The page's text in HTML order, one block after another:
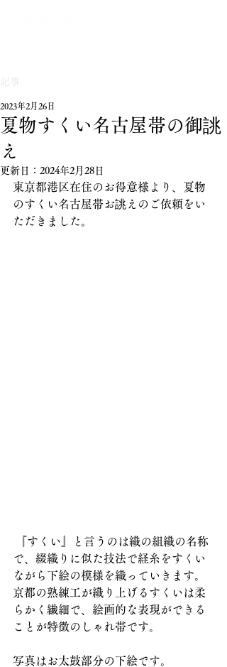
記事
夏物すくい名古屋帯の御誂
え
2023年2月26日
更新日： 2024年2月28日
東京都港区在住のお得意様より、夏物
のすくい名古屋帯お誂えのご依頼をい
ただきました。
で、綴織りに似た技法で経糸をすくい
ながら下絵の模様を織っていきます。
京都の熟練工が織り上げるすくいは柔
らかく繊細で、絵画的な表現ができる
ことが特徴のしゃれ帯です。
写真はお太鼓部分の下絵です。